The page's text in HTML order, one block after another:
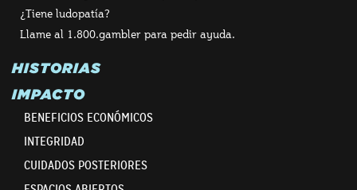
¿Tiene ludopatía?
Llame al 1.800.gambler para pedir ayuda.
HISTORIAS
IMPACTO
BENEFICIOS ECONÓMICOS
INTEGRIDAD
CUIDADOS POSTERIORES